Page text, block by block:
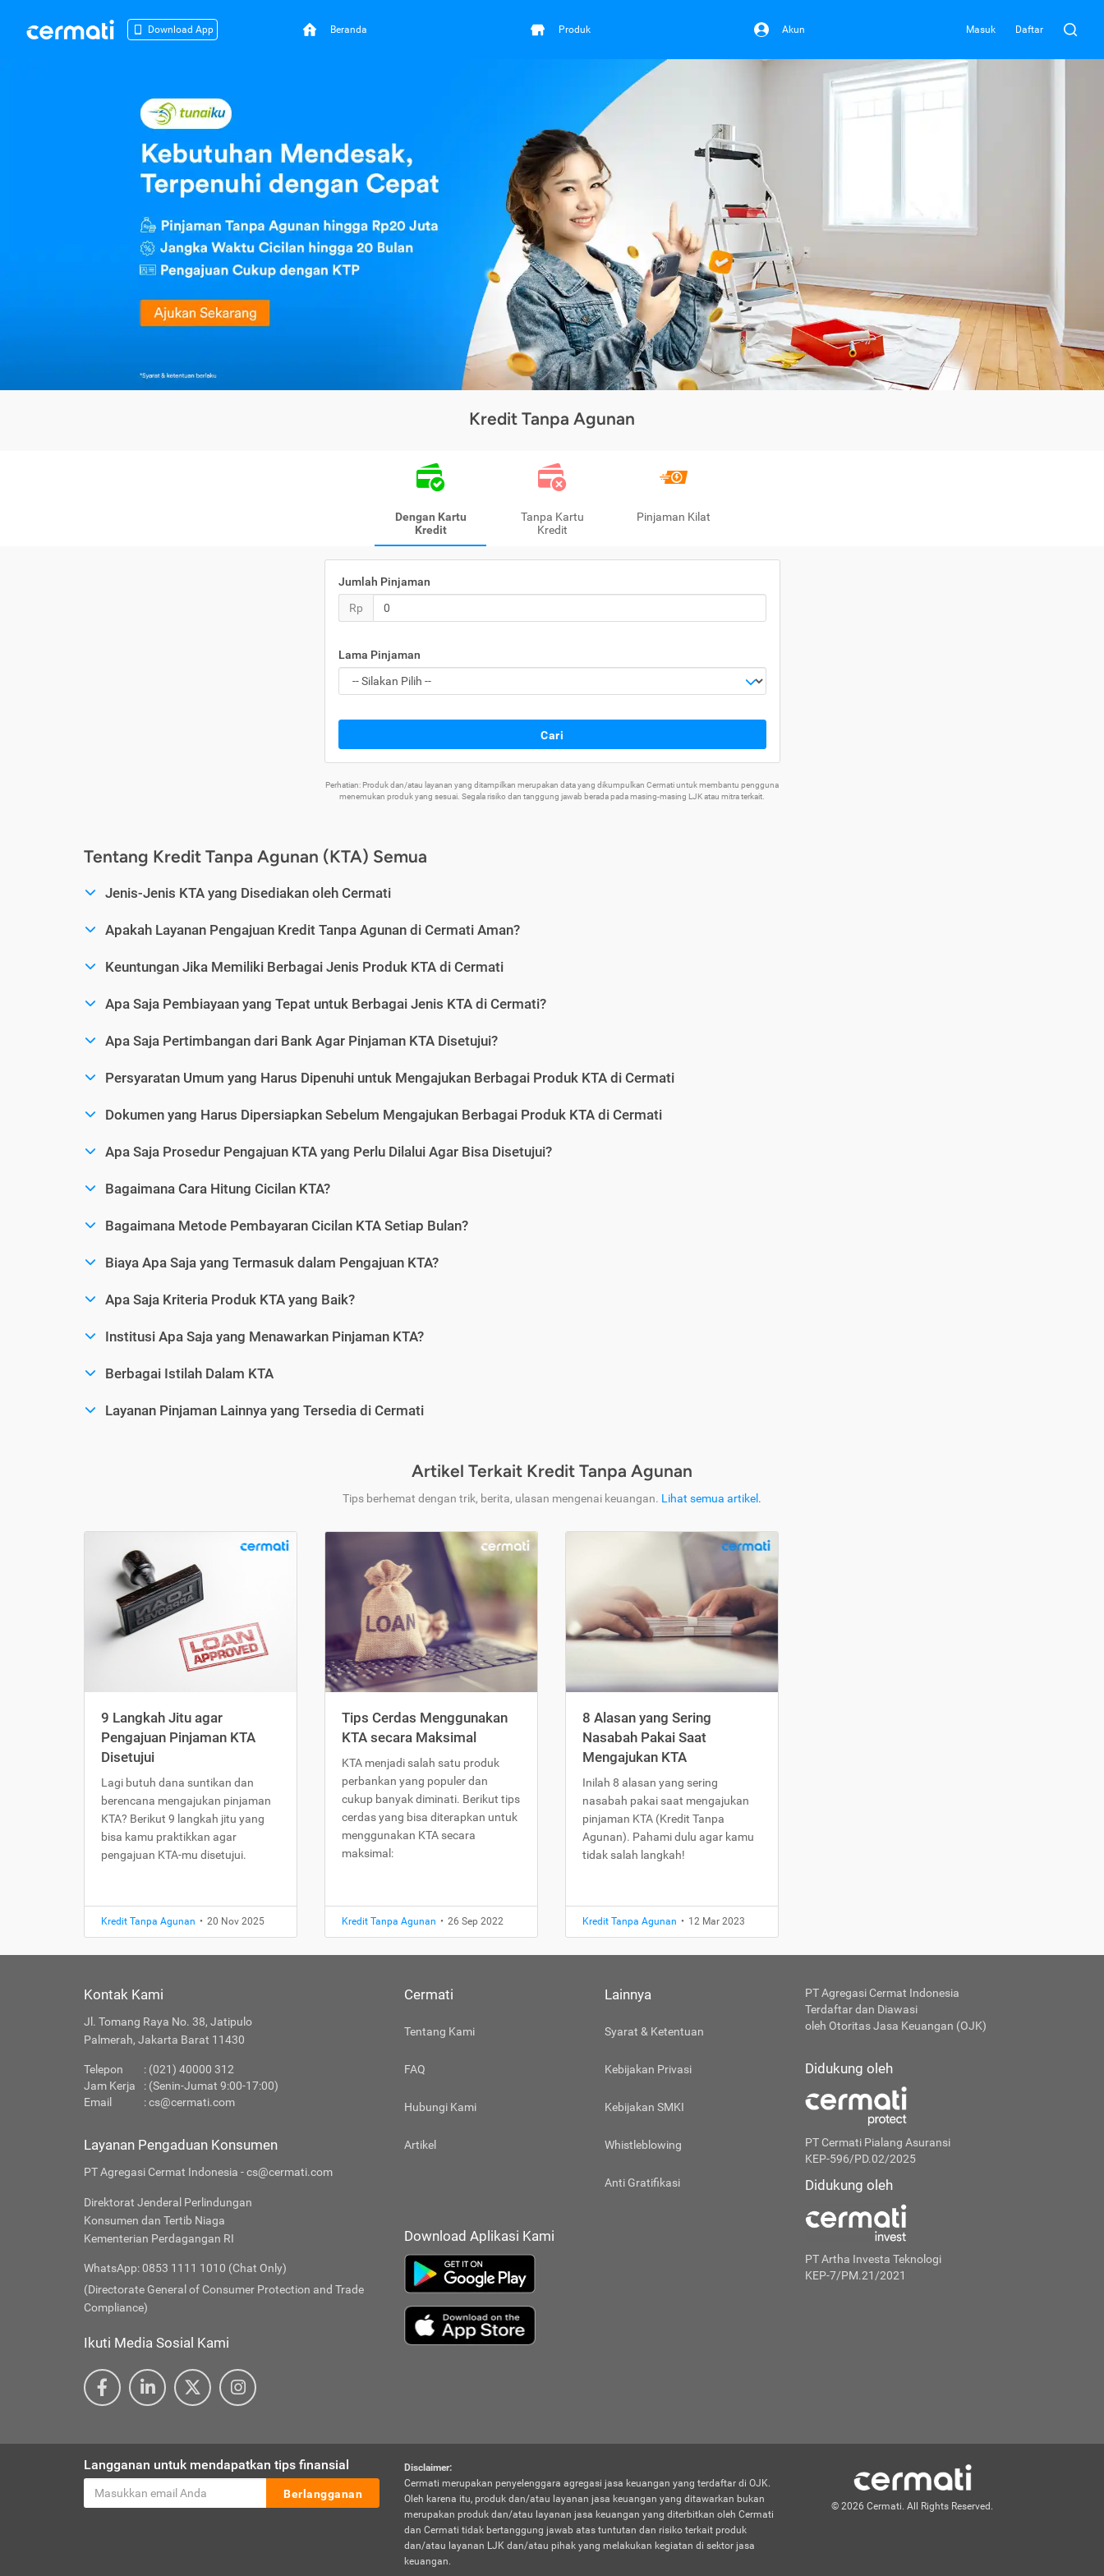
Download App Beranda Produk Akun Masuk Daftar
Kredit Tanpa Agunan
Dengan Kartu
Kredit
Tanpa Kartu
Kredit
Pinjaman Kilat
Jumlah Pinjaman
Rp
Lama Pinjaman
Cari
Perhatian: Produk dan/atau layanan yang ditampilkan merupakan data yang dikumpulkan Cermati untuk membantu pengguna
menemukan produk yang sesuai. Segala risiko dan tanggung jawab berada pada masing-masing LJK atau mitra terkait.
Tentang Kredit Tanpa Agunan (KTA) Semua
Jenis-Jenis KTA yang Disediakan oleh Cermati
Apakah Layanan Pengajuan Kredit Tanpa Agunan di Cermati Aman?
Keuntungan Jika Memiliki Berbagai Jenis Produk KTA di Cermati
Apa Saja Pembiayaan yang Tepat untuk Berbagai Jenis KTA di Cermati?
Apa Saja Pertimbangan dari Bank Agar Pinjaman KTA Disetujui?
Persyaratan Umum yang Harus Dipenuhi untuk Mengajukan Berbagai Produk KTA di Cermati
Dokumen yang Harus Dipersiapkan Sebelum Mengajukan Berbagai Produk KTA di Cermati
Apa Saja Prosedur Pengajuan KTA yang Perlu Dilalui Agar Bisa Disetujui?
Bagaimana Cara Hitung Cicilan KTA?
Bagaimana Metode Pembayaran Cicilan KTA Setiap Bulan?
Biaya Apa Saja yang Termasuk dalam Pengajuan KTA?
Apa Saja Kriteria Produk KTA yang Baik?
Institusi Apa Saja yang Menawarkan Pinjaman KTA?
Berbagai Istilah Dalam KTA
Layanan Pinjaman Lainnya yang Tersedia di Cermati
Artikel Terkait Kredit Tanpa Agunan
Tips berhemat dengan trik, berita, ulasan mengenai keuangan. Lihat semua artikel .
9 Langkah Jitu agar
Pengajuan Pinjaman KTA
Disetujui
Lagi butuh dana suntikan dan
berencana mengajukan pinjaman
KTA? Berikut 9 langkah jitu yang
bisa kamu praktikkan agar
pengajuan KTA-mu disetujui.
Kredit Tanpa Agunan • 20 Nov 2025
Tips Cerdas Menggunakan
KTA secara Maksimal
KTA menjadi salah satu produk
perbankan yang populer dan
cukup banyak diminati. Berikut tips
cerdas yang bisa diterapkan untuk
menggunakan KTA secara
maksimal:
Kredit Tanpa Agunan • 26 Sep 2022
8 Alasan yang Sering
Nasabah Pakai Saat
Mengajukan KTA
Inilah 8 alasan yang sering
nasabah pakai saat mengajukan
pinjaman KTA (Kredit Tanpa
Agunan). Pahami dulu agar kamu
tidak salah langkah!
Kredit Tanpa Agunan • 12 Mar 2023
Kontak Kami
Jl. Tomang Raya No. 38, Jatipulo
Palmerah, Jakarta Barat 11430
Telepon
: (021) 40000 312
Jam Kerja
: (Senin-Jumat 9:00-17:00)
Email
:cs@cermati.com
Layanan Pengaduan Konsumen
PT Agregasi Cermat Indonesia - cs@cermati.com
Direktorat Jenderal Perlindungan
Konsumen dan Tertib Niaga
Kementerian Perdagangan RI
WhatsApp: 0853 1111 1010 (Chat Only)
(Directorate General of Consumer Protection and Trade
Compliance)
Ikuti Media Sosial Kami
Cermati
Tentang Kami
FAQ
Hubungi Kami
Artikel
Lainnya
Syarat & Ketentuan
Kebijakan Privasi
Kebijakan SMKI
Whistleblowing
Anti Gratifikasi
Download Aplikasi Kami
PT Agregasi Cermat Indonesia
Terdaftar dan Diawasi
oleh Otoritas Jasa Keuangan (OJK)
Didukung oleh
PT Cermati Pialang Asuransi
KEP-596/PD.02/2025
Didukung oleh
PT Artha Investa Teknologi
KEP-7/PM.21/2021
Langganan untuk mendapatkan tips finansial
Berlangganan
Disclaimer:
Cermati merupakan penyelenggara agregasi jasa keuangan yang terdaftar di OJK.
Oleh karena itu, produk dan/atau layanan jasa keuangan yang ditawarkan bukan
merupakan produk dan/atau layanan jasa keuangan yang diterbitkan oleh Cermati
dan Cermati tidak bertanggung jawab atas tuntutan dan risiko terkait produk
dan/atau layanan LJK dan/atau pihak yang melakukan kegiatan di sektor jasa
keuangan.
© 2026 Cermati. All Rights Reserved.